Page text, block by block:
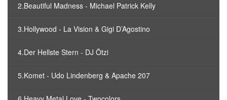
2.Beautiful Madness - Michael Patrick Kelly
3.Hollywood - La Vision & Gigi D’Agostino
4.Der Hellste Stern - DJ Ötzi
5.Komet - Udo Lindenberg & Apache 207